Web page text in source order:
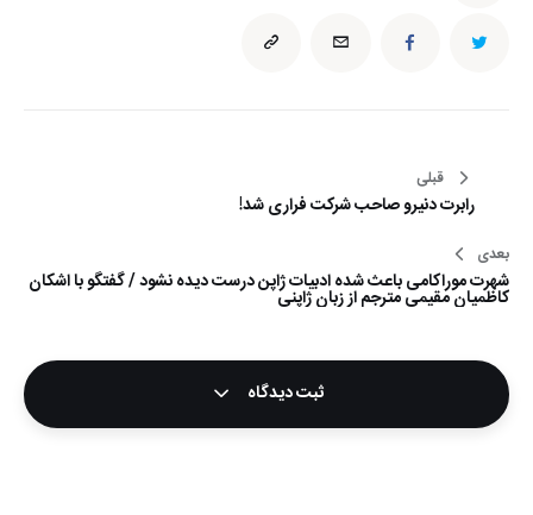
راهبری
نوشته
قبلی
رابرت دنیرو صاحب شرکت فراری شد!
بعدی
شهرت موراکامی باعث شده ادبیات ژاپن درست دیده نشود / گفتگو با اشکان
کاظمیان مقیمی مترجم از زبان ژاپنی
ثبت دیدگاه